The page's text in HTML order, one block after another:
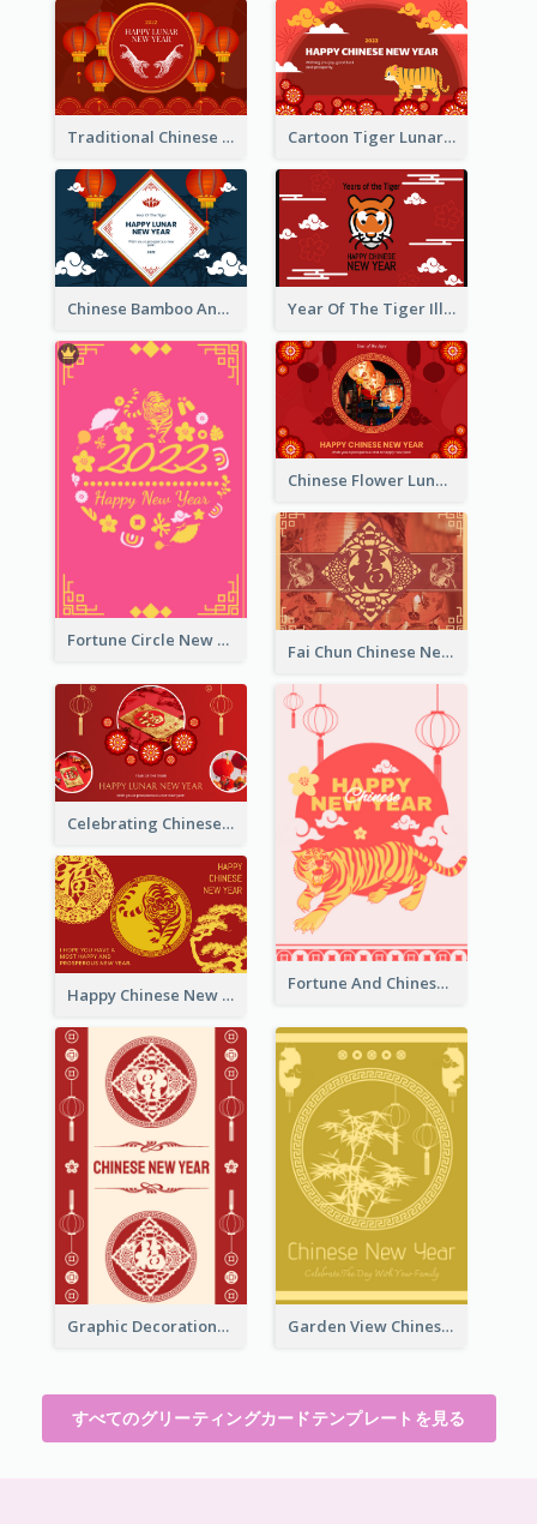
Traditional Chinese New Year Celebration Greeting Card Cartoon Tiger Lunar New Year Greeting Card
Chinese Bamboo And Lanterns New Year Greeting Card Year Of The Tiger Illustration Chinese New Year Greeting Card
Fortune Circle New Year Greeting Card
Chinese Flower Lunar New Year Greeting Card
Fai Chun Chinese New Year Greeting Card
Celebrating Chinese New Year Greeting Card
Fortune And Chinese New Year Greeting Card
Happy Chinese New Year Greeting Card With Circle illustrations
Graphic Decorations Chinese New Year Greeting Card Garden View Chinese New Year Greeting Card
すべてのグリーティングカードテンプレートを見る